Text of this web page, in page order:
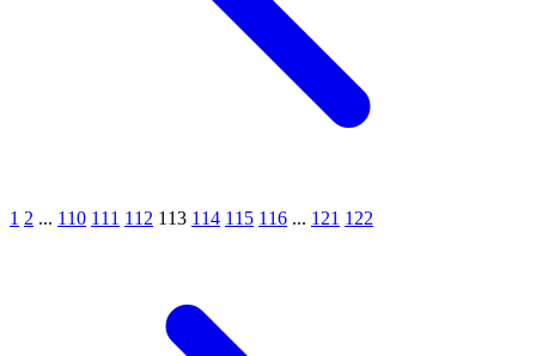
1 2 ... 110 111 112 113 114 115 116 ... 121 122